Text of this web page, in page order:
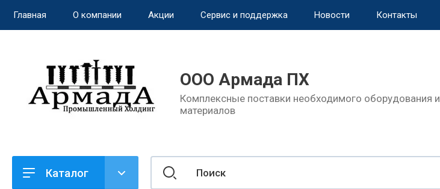
назад
Сервис и поддержка
Обмен и возврат
Способы оплаты
Главная О компании Акции Сервис и поддержка Новости Контакты
ООО Армада ПХ
Комплексные поставки необходимого оборудования и
материалов
Каталог